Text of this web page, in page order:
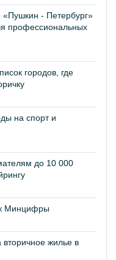
- Петербург»
профессиональных
городов, где
на спорт и
до 10 000
Минцифры
жилье в